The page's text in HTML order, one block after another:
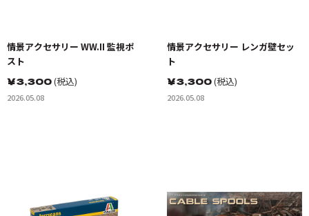
情景アクセサリー WW.II 監視ポ
スト
￥3,300(税込)
2026.05.08
情景アクセサリー レンガ壁セッ
ト
￥3,300(税込)
2026.05.08